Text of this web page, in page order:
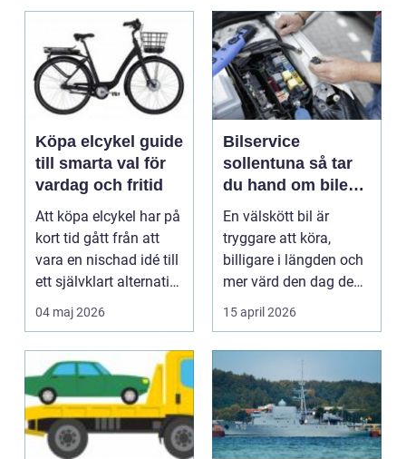
Köpa elcykel guide
till smarta val för
vardag och fritid
Att köpa elcykel har på
kort tid gått från att
vara en nischad idé till
ett självklart alternativ
fö...
04 maj 2026
Bilservice
sollentuna så tar
du hand om bilen
på rätt sätt
En välskött bil är
tryggare att köra,
billigare i längden och
mer värd den dag den
ska säljas. Många...
15 april 2026